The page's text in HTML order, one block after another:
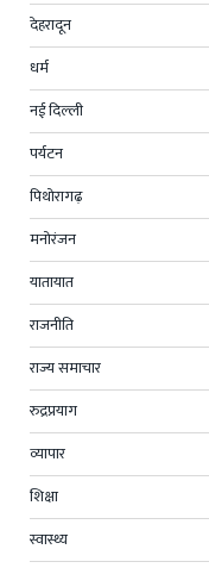
देहरादून
धर्म
नई दिल्ली
पर्यटन
पिथोरागढ़
मनोरंजन
यातायात
राजनीति
राज्य समाचार
रुद्रप्रयाग
व्यापार
शिक्षा
स्वास्थ्य